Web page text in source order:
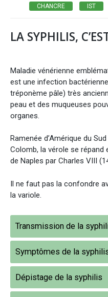
CHANCRE IST
LA SYPHILIS,
Maladie vénérienne
est une infection
tréponème pâle) très
peau et des muqueuses
organes.
Ramenée d’Amérique du
Colomb, la vérole se répand
de Naples par Charles VIII
Il ne faut pas la confondre
la variole.
Transmission de la
Symptômes de la
Dépistage de la syphilis